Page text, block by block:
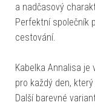
a nadčasový
Perfektní společník
cestování.
Kabelka Annalisa je
pro každý den,
Další barevné